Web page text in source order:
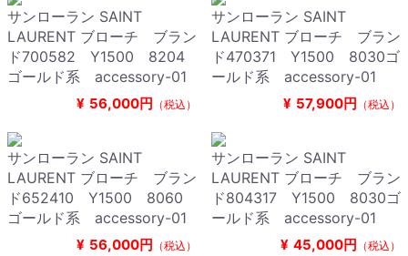
サンローラン SAINT
LAURENT ブローチ ブラン
ド700582 Y1500 8204
ゴールド系 accessory-01
¥ 56,000円 （税込）
サンローラン SAINT
LAURENT ブローチ ブラン
ド470371 Y1500 8030ゴ
ールド系 accessory-01
¥ 57,900円 （税込）
サンローラン SAINT
LAURENT ブローチ ブラン
ド652410 Y1500 8060
ゴールド系 accessory-01
¥ 56,000円 （税込）
サンローラン SAINT
LAURENT ブローチ ブラン
ド804317 Y1500 8030ゴ
ールド系 accessory-01
¥ 45,000円 （税込）